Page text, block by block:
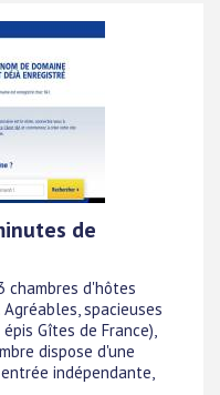
de
chambres d'hôtes
spacieuses
Gîtes de France),
dispose d'une
indépendante,